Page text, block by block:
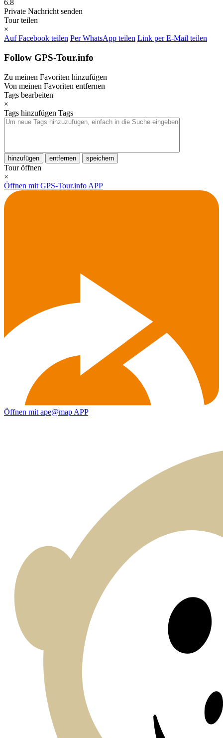
6.8
Private Nachricht senden
Tour teilen
×
Auf Facebook teilen Per WhatsApp teilen Link per E-Mail teilen
Follow GPS-Tour.info
Zu meinen Favoriten hinzufügen
Von meinen Favoriten entfernen
Tags bearbeiten
×
Tags hinzufügen Tags
hinzufügen entfernen speichern
Tour öffnen
×
Öffnen mit GPS-Tour.info APP
Öffnen mit ape@map APP